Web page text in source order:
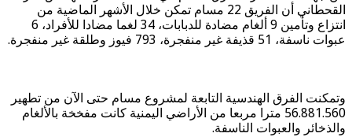
القحطاني أن الفريق 22 مسام تمكن خلال الأشهر الماضية من
انتزاع وتأمين 9 ألغام مضادة للدبابات، 34 لغما مضادا للأفراد، 6
عبوات ناسفة، 51 قذيفة غير منفجرة، 793 فيوز وطلقة غير منفجرة.
وتمكنت الفرق الهندسية التابعة لمشروع مسام حتى الآن من تطهير
56.881.560 مترا مربعا من الأراضي اليمنية كانت مفخخة بالألغام
والذخائر والعبوات الناسفة.